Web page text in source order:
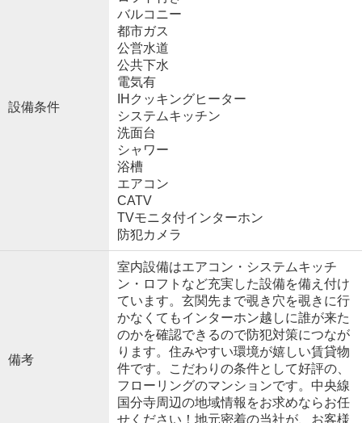
設備条件
バルコニー
都市ガス
公営水道
公共下水
電気有
IHクッキングヒーター
システムキッチン
洗面台
シャワー
浴槽
エアコン
CATV
TVモニタ付インターホン
防犯カメラ
備考
室内設備はエアコン・システムキッチ
ン・ロフトなど充実した設備を備え付け
ています。玄関先まで覗き穴を覗きに行
かなくてもインターホン越しに誰が来た
のかを確認できるので防犯対策につなが
ります。住みやすい環境が嬉しい賃貸物
件です。こだわりの条件として好評の、
フローリングのマンションです。中央線
国分寺周辺の地域情報をお求めならお任
せください！地元密着の当社が、お客様